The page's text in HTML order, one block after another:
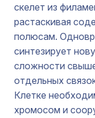
скелет из
растаскивая
полюсам.
синтезирует
сложности
отдельных
Клетке
хромосом и